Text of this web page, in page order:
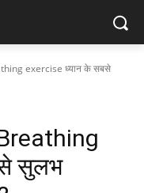
exercise ध्यान के सबसे
सुलभ